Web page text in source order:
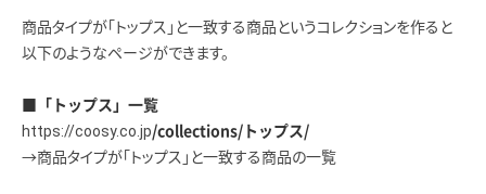
商品タイプが「トップス」と一致する商品というコレクションを作ると
以下のようなページができます。
■「トップス」一覧
https://coosy.co.jp/collections/トップス/
→商品タイプが「トップス」と一致する商品の一覧